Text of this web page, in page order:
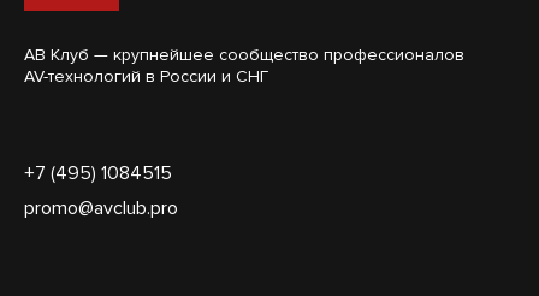
АВ Клуб — крупнейшее сообщество профессионалов
AV-технологий в России и СНГ
+7 (495) 1084515
promo@avclub.pro